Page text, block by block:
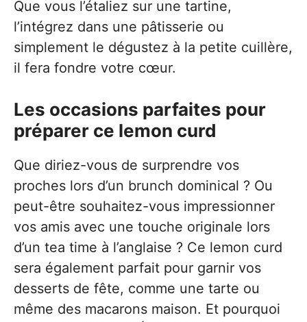
Que vous l’étaliez sur une tartine,
l’intégrez dans une pâtisserie ou
simplement le dégustez à la petite cuillère,
il fera fondre votre cœur.
Les occasions parfaites pour
préparer ce lemon curd
Que diriez-vous de surprendre vos
proches lors d’un brunch dominical ? Ou
peut-être souhaitez-vous impressionner
vos amis avec une touche originale lors
d’un tea time à l’anglaise ? Ce lemon curd
sera également parfait pour garnir vos
desserts de fête, comme une tarte ou
même des macarons maison. Et pourquoi